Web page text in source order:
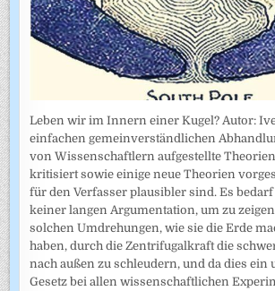
Leben wir im Innern einer Kugel? Autor:
einfachen gemeinverständlichen
von Wissenschaftlern aufgestellte
kritisiert sowie einige neue Theorien
für den Verfasser plausibler sind. Es
keiner langen Argumentation, um zu
solchen Umdrehungen, wie sie die Erde
haben, durch die Zentrifugalkraft die
nach außen zu schleudern, und da dies ein
Gesetz bei allen wissenschaftlichen